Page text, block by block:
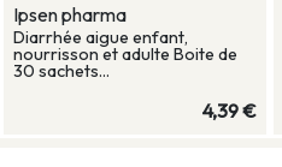
Ipsen pharma
Diarrhée aigue enfant,
nourrisson et adulte Boite de
30 sachets...
4,39 €